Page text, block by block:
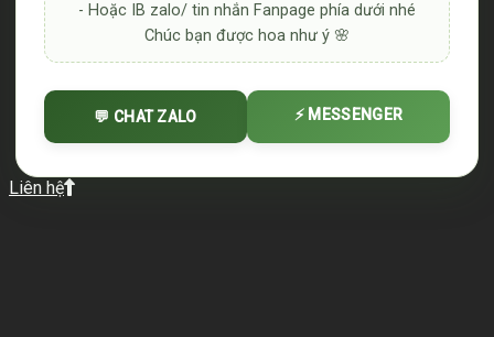
- Hoặc IB zalo/ tin nhắn Fanpage phía dưới nhé
Chúc bạn được hoa như ý 🌸
💬 CHAT ZALO ⚡ MESSENGER
Liên hệ